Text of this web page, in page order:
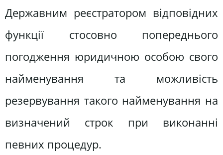
Державним реєстратором відповідних
функції стосовно попереднього
погодження юридичною особою свого
найменування та можливість
резервування такого найменування на
визначений строк при виконанні
певних процедур.